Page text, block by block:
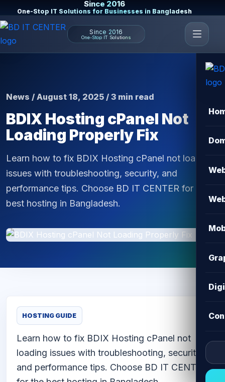
Since 2016
One-Stop IT Solutions for Businesses in Bangladesh
Since 2016
One-Stop IT Solutions
News / August 18, 2025 / 3 min read
BDIX Hosting cPanel Not
Loading Properly Fix
Learn how to fix BDIX Hosting cPanel not loading
issues with troubleshooting, security, and
performance tips. Choose BD IT CENTER for the
best hosting in Bangladesh.
HOSTING GUIDE
Learn how to fix BDIX Hosting cPanel not
loading issues with troubleshooting, security,
and performance tips. Choose BD IT CENTER